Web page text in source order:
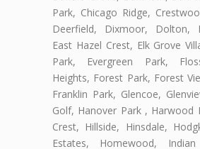
Park, Chicago Ridge,
Deerfield, Dixmoor, Dolton,
East Hazel Crest, Elk Grove
Park, Evergreen Park,
Heights, Forest Park, Forest
Franklin Park, Glencoe,
Golf, Hanover Park , Harwood
Crest, Hillside, Hinsdale,
Estates, Homewood,